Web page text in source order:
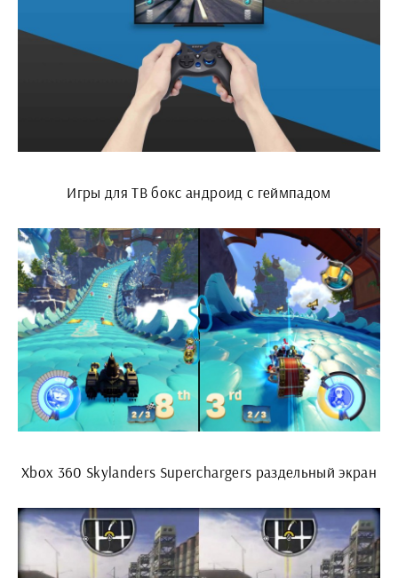
Игры для ТВ бокс андроид с геймпадом
Xbox 360 Skylanders Superchargers раздельный экран